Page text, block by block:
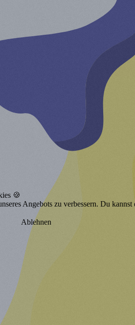
🍪
Angebots zu verbessern. Du
Ablehnen